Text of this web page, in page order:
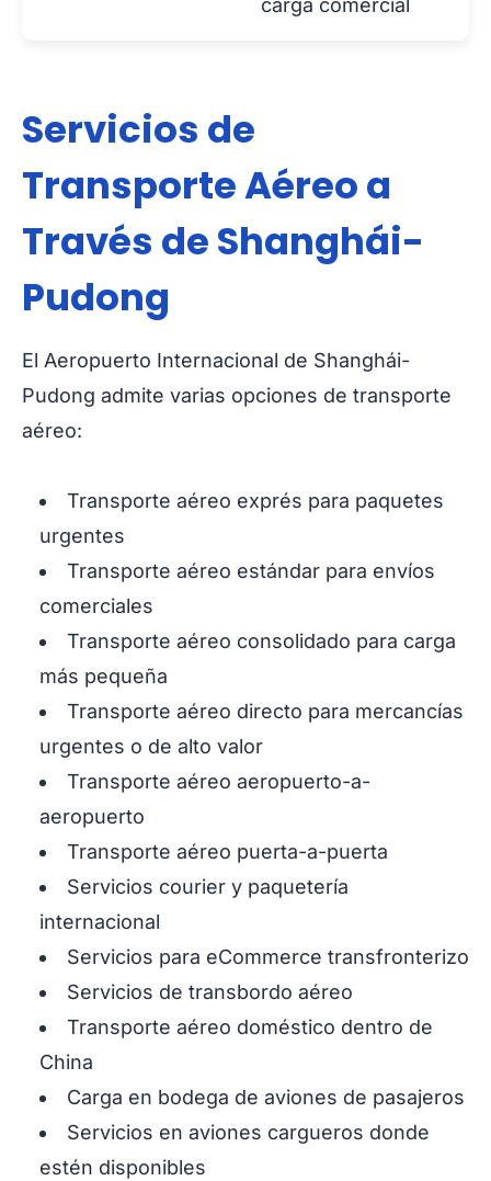
carga comercial
Servicios de
Transporte Aéreo a
Través de Shanghái-
Pudong
El Aeropuerto Internacional de Shanghái-
Pudong admite varias opciones de transporte
aéreo:
Transporte aéreo exprés para paquetes
urgentes
Transporte aéreo estándar para envíos
comerciales
Transporte aéreo consolidado para carga
más pequeña
Transporte aéreo directo para mercancías
urgentes o de alto valor
Transporte aéreo aeropuerto-a-
aeropuerto
Transporte aéreo puerta-a-puerta
Servicios courier y paquetería
internacional
Servicios para eCommerce transfronterizo
Servicios de transbordo aéreo
Transporte aéreo doméstico dentro de
China
Carga en bodega de aviones de pasajeros
Servicios en aviones cargueros donde
estén disponibles